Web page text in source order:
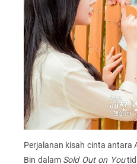
Perjalanan kisah cinta antara
Bin dalam Sold Out on You